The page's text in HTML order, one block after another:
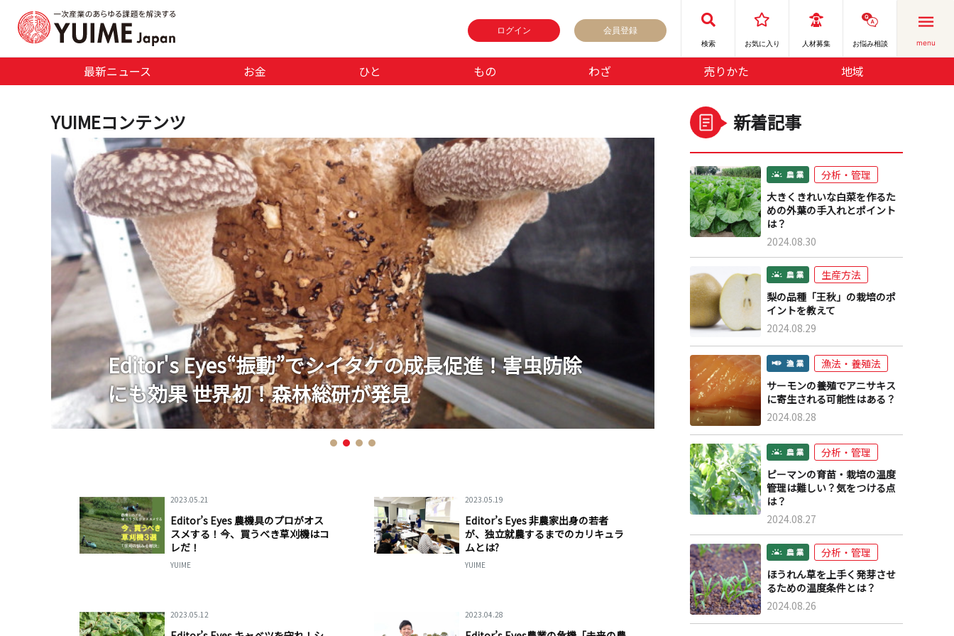
ログイン 会員登録
検索 お気に⼊り 人材募集 お悩み相談 menu
最新ニュース お金 ひと もの わざ 売りかた 地域
YUIMEコンテンツ
Editor's Eyes「農協改革」という名の「農協解体」〜
米国に狙われたJAマネー
Editor’s Eyes 農家と農協の弱体化をまねく「競争力強
化支援法」とは名前ばかりの絵に描いた餅か？
Editor's Eyes“振動”でシイタケの成長促進！害虫防除
にも効果 世界初！森林総研が発見
Editor's Eyes 農機具のプロがオススメする！クセ強め
だけどハマっちゃうスマート農機
Editor's Eyes「農協改革」という名の「農協解体」〜
米国に狙われたJAマネー
Editor’s Eyes 農家と農協の弱体化をまねく「競争力強
化支援法」とは名前ばかりの絵に描いた餅か？
2023.05.21
Editor’s Eyes 農機具のプロがオス
スメする！今、買うべき草刈機はコ
レだ！
YUIME
2023.05.19
Editor’s Eyes 非農家出身の若者
が、独立就農するまでのカリキュラ
ムとは?
YUIME
2023.05.12 2023.04.28
新着記事
分析・管理
大きくきれいな白菜を作るた
めの外葉の手入れとポイント
は？
2024.08.30
生産方法
梨の品種「王秋」の栽培のポ
イントを教えて
2024.08.29
漁法・養殖法
サーモンの養殖でアニサキス
に寄生される可能性はある？
2024.08.28
分析・管理
ピーマンの育苗・栽培の温度
管理は難しい？気をつける点
は？
2024.08.27
分析・管理
ほうれん草を上手く発芽させ
るための温度条件とは？
2024.08.26